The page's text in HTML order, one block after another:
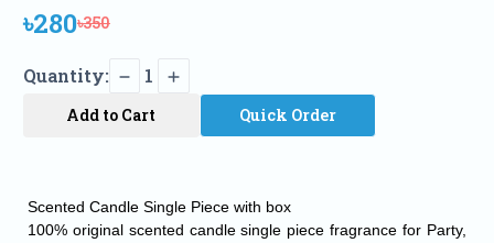
৳280৳350
Quantity: 1
Add to Cart Quick Order
Scented Candle Single Piece with box
100% original scented candle single piece fragrance for Party,